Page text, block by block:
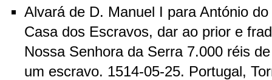
Alvará de D. Manuel I para António
Casa dos Escravos, dar ao prior e
Nossa Senhora da Serra 7.000 réis
um escravo. 1514-05-25. Portugal,